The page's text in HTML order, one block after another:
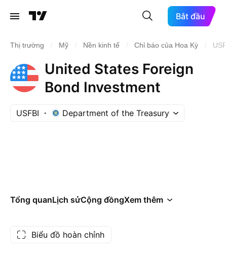
Bắt đầu
Thị trường Mỹ Nền kinh tế Chỉ báo của Hoa Kỳ
United States Foreign
Bond Investment
USFBI Department of the Treasury
Tổng quanLịch sửCộng đồngXem thêm
Biểu đồ hoàn chỉnh